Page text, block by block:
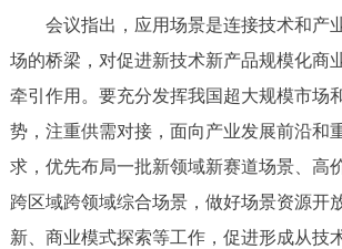
会议指出，应用场景是连接技术和产
场的桥梁，对促进新技术新产品规模化商
牵引作用。要充分发挥我国超大规模市场
势，注重供需对接，面向产业发展前沿和
求，优先布局一批新领域新赛道场景、高
跨区域跨领域综合场景，做好场景资源开
新、商业模式探索等工作，促进形成从技